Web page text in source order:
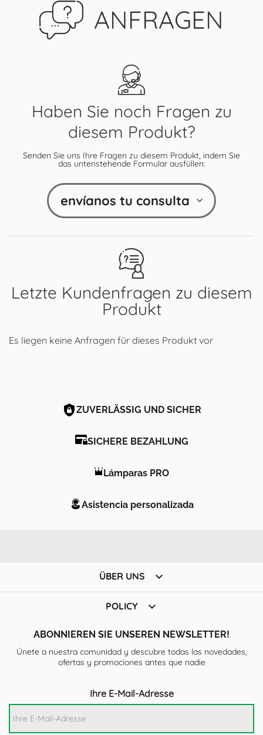
ANFRAGEN
Letzte Kundenfragen zu diesem
Produkt
Es liegen keine Anfragen für dieses Produkt vor
Haben Sie noch Fragen zu
diesem Produkt?
Senden Sie uns Ihre Fragen zu diesem Produkt, indem Sie
das untenstehende Formular ausfüllen:
envíanos tu consulta
ZUVERLÄSSIG UND SICHER
SICHERE BEZAHLUNG
Lámparas PRO
Asistencia personalizada
ÜBER UNS 
POLICY 
ABONNIEREN SIE UNSEREN NEWSLETTER!
Únete a nuestra comunidad y descubre todas las novedades,
ofertas y promociones antes que nadie
Ihre E-Mail-Adresse